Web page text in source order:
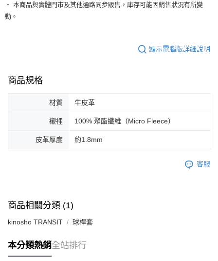
‧ 本商品與實體門市及其他通路同步販售，庫存可能因銷售狀況有所變
動。
顯示電腦版詳細說明
商品規格
材質 牛皮革
襯裡 100% 聚酯纖維（Micro Fleece）
皮革厚度 約1.8mm
客服
商品相關分類 (1)
kinosho TRANSIT 球桿套
本分類熱銷全站排行